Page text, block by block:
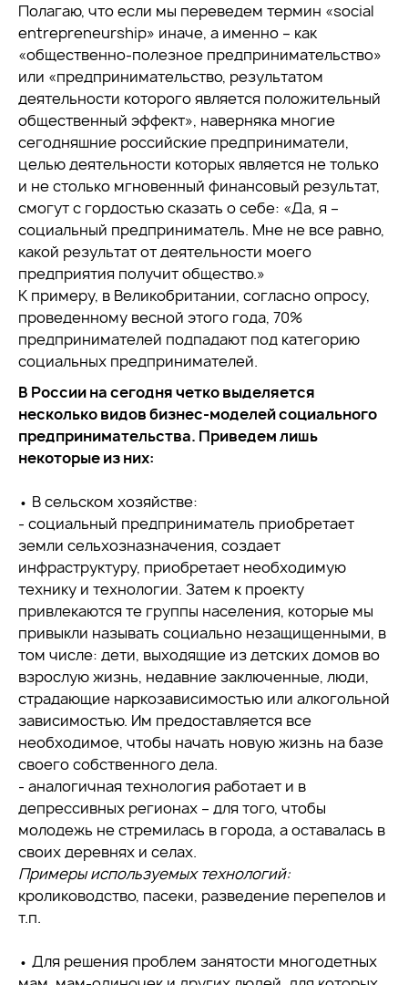
Полагаю, что если мы переведем термин «social
entrepreneurship» иначе, а именно – как
«общественно-полезное предпринимательство»
или «предпринимательство, результатом
деятельности которого является положительный
общественный эффект», наверняка многие
сегодняшние российские предприниматели,
целью деятельности которых является не только
и не столько мгновенный финансовый результат,
смогут с гордостью сказать о себе: «Да, я –
социальный предприниматель. Мне не все равно,
какой результат от деятельности моего
предприятия получит общество.»
К примеру, в Великобритании, согласно опросу,
проведенному весной этого года, 70%
предпринимателей подпадают под категорию
социальных предпринимателей.
В России на сегодня четко выделяется
несколько видов бизнес-моделей социального
предпринимательства. Приведем лишь
некоторые из них:
• В сельском хозяйстве:
- социальный предприниматель приобретает
земли сельхозназначения, создает
инфраструктуру, приобретает необходимую
технику и технологии. Затем к проекту
привлекаются те группы населения, которые мы
привыкли называть социально незащищенными, в
том числе: дети, выходящие из детских домов во
взрослую жизнь, недавние заключенные, люди,
страдающие наркозависимостью или алкогольной
зависимостью. Им предоставляется все
необходимое, чтобы начать новую жизнь на базе
своего собственного дела.
- аналогичная технология работает и в
депрессивных регионах – для того, чтобы
молодежь не стремилась в города, а оставалась в
своих деревнях и селах.
Примеры используемых технологий:
кролиководство, пасеки, разведение перепелов и
т.п.
• Для решения проблем занятости многодетных